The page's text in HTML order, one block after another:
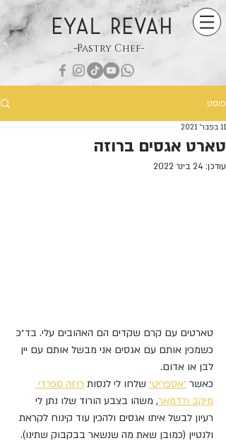
EYAL REVAH
-Pastry Chef-
פוסט
טארט אגסים ברוזה
11 בפבר׳ 2021
עודכן: 24 בינו׳ 2022
טארטים עם קרם שקדים הם האהובים עלי. בד״כ
כשמכין אותם עם אגסים אני מבשל אותם עם יין
לבן או אדום.
כאשר ״אספריט״ שלחו לי לנסות רוזה ספרדי
מיקב ולדמאר, משהו בצבע הורוד שלו נתן לי
רעיון לבשל איתו אגסים ולהכין עוד קינוח לקראת
ולנטיין (כמובן שאת מה שנשאר בבקבוק שתינו).